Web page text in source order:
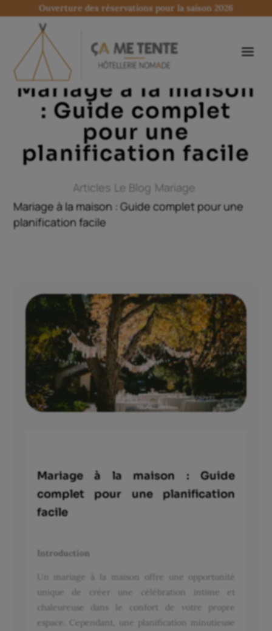
Ouverture des réservations pour la saison 2026
Mariage à la maison
: Guide complet
pour une
planification facile
Articles Le Blog Mariage
Mariage à la maison : Guide complet pour une
planification facile
Mariage à la maison : Guide
complet pour une planification
facile
Introduction
Un mariage à la maison offre une opportunité
unique de créer une célébration intime et
chaleureuse dans le confort de votre propre
espace. Cependant, une planification minutieuse